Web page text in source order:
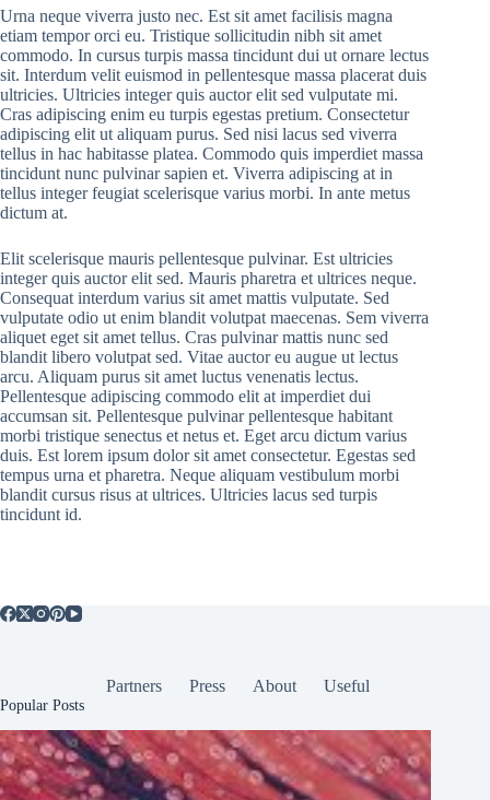
Urna neque viverra justo nec. Est sit amet facilisis magna
etiam tempor orci eu. Tristique sollicitudin nibh sit amet
commodo. In cursus turpis massa tincidunt dui ut ornare lectus
sit. Interdum velit euismod in pellentesque massa placerat duis
ultricies. Ultricies integer quis auctor elit sed vulputate mi.
Cras adipiscing enim eu turpis egestas pretium. Consectetur
adipiscing elit ut aliquam purus. Sed nisi lacus sed viverra
tellus in hac habitasse platea. Commodo quis imperdiet massa
tincidunt nunc pulvinar sapien et. Viverra adipiscing at in
tellus integer feugiat scelerisque varius morbi. In ante metus
dictum at.
Elit scelerisque mauris pellentesque pulvinar. Est ultricies
integer quis auctor elit sed. Mauris pharetra et ultrices neque.
Consequat interdum varius sit amet mattis vulputate. Sed
vulputate odio ut enim blandit volutpat maecenas. Sem viverra
aliquet eget sit amet tellus. Cras pulvinar mattis nunc sed
blandit libero volutpat sed. Vitae auctor eu augue ut lectus
arcu. Aliquam purus sit amet luctus venenatis lectus.
Pellentesque adipiscing commodo elit at imperdiet dui
accumsan sit. Pellentesque pulvinar pellentesque habitant
morbi tristique senectus et netus et. Eget arcu dictum varius
duis. Est lorem ipsum dolor sit amet consectetur. Egestas sed
tempus urna et pharetra. Neque aliquam vestibulum morbi
blandit cursus risus at ultrices. Ultricies lacus sed turpis
tincidunt id.
Partners Press About Useful
Popular Posts